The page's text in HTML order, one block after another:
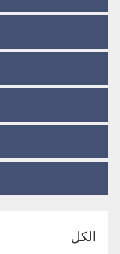
الكل